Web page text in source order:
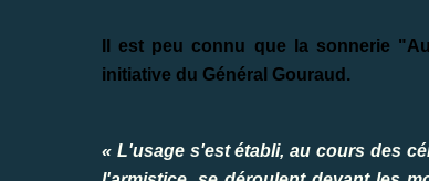
Il est peu connu que la sonnerie
initiative du Général Gouraud.
« L'usage s'est établi, au cours des